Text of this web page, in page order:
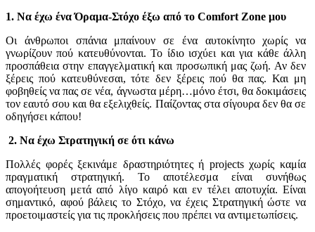
1. Να έχω ένα Όραμα-Στόχο έξω από το Comfort Zone μου
Οι άνθρωποι σπάνια μπαίνουν σε ένα αυτοκίνητο χωρίς να
γνωρίζουν πού κατευθύνονται. Το ίδιο ισχύει και για κάθε άλλη
προσπάθεια στην επαγγελματική και προσωπική μας ζωή. Αν δεν
ξέρεις πού κατευθύνεσαι, τότε δεν ξέρεις πού θα πας. Και μη
φοβηθείς να πας σε νέα, άγνωστα μέρη…μόνο έτσι, θα δοκιμάσεις
τον εαυτό σου και θα εξελιχθείς. Παίζοντας στα σίγουρα δεν θα σε
οδηγήσει κάπου!
2. Να έχω Στρατηγική σε ότι κάνω
Πολλές φορές ξεκινάμε δραστηριότητες ή projects χωρίς καμία
πραγματική στρατηγική. Το αποτέλεσμα είναι συνήθως
απογοήτευση μετά από λίγο καιρό και εν τέλει αποτυχία. Είναι
σημαντικό, αφού βάλεις το Στόχο, να έχεις Στρατηγική ώστε να
προετοιμαστείς για τις προκλήσεις που πρέπει να αντιμετωπίσεις.